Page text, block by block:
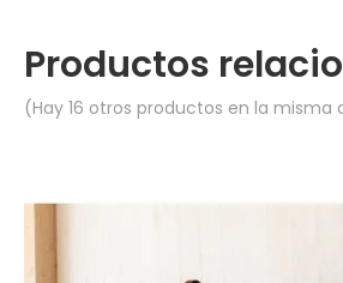
Productos
(Hay 16 otros productos en la misma